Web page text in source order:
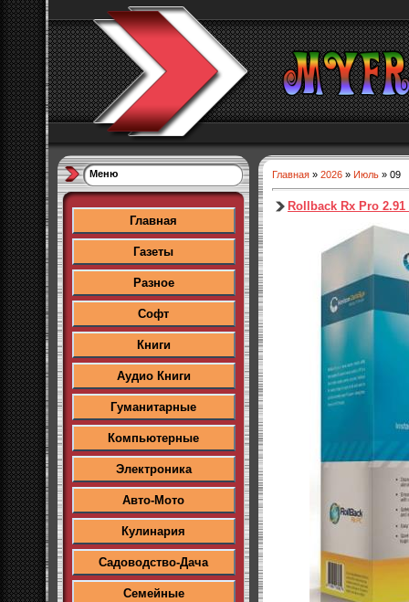
Меню
Главная
Газеты
Разное
Софт
Книги
Аудио Книги
Гуманитарные
Компьютерные
Электроника
Авто-Мото
Кулинария
Садоводство-Дача
Семейные
Главная » 2026 » Июль » 09
Rollback Rx Pro